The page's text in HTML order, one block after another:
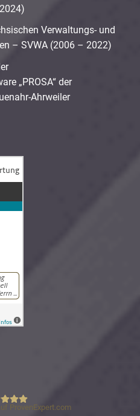
Verwaltungs- und
– SVWA (2006 – 2022)
„PROSA“ der
Ahrweiler
ProvenExpert.com